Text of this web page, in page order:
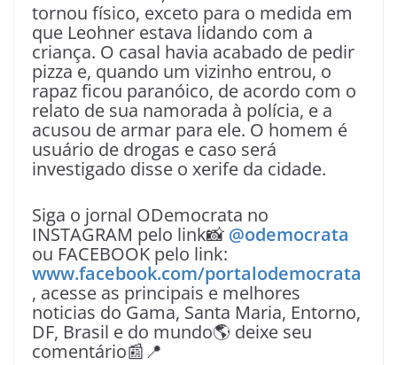
tornou físico, exceto para o medida em
que Leohner estava lidando com a
criança. O casal havia acabado de pedir
pizza e, quando um vizinho entrou, o
rapaz ficou paranóico, de acordo com o
relato de sua namorada à polícia, e a
acusou de armar para ele. O homem é
usuário de drogas e caso será
investigado disse o xerife da cidade.
Siga o jornal ODemocrata no
INSTAGRAM pelo link📸 @odemocrata
ou FACEBOOK pelo link:
www.facebook.com/portalodemocrata
, acesse as principais e melhores
noticias do Gama, Santa Maria, Entorno,
DF, Brasil e do mundo🌎 deixe seu
comentário📰📍